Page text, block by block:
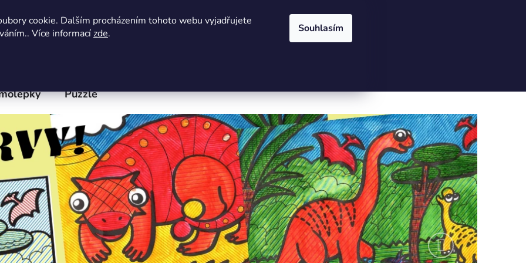
cookie. Dalším procházením tohoto webu vyjadřujete
Více informacízde. Souhlasím
KOŠÍK
Puzzle
Následující